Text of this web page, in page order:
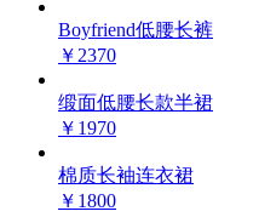
Boyfriend低腰长裤
￥2370
缎面低腰长款半裙
￥1970
棉质长袖连衣裙
￥1800